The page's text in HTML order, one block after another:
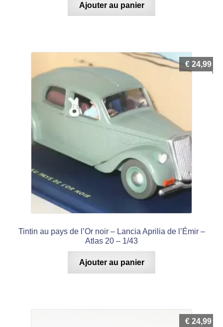
Ajouter au panier
Tintin au pays de l’Or noir – Lancia Aprilia de l’Émir –
Atlas 20 – 1/43
€ 24,99
Ajouter au panier
€ 24,99